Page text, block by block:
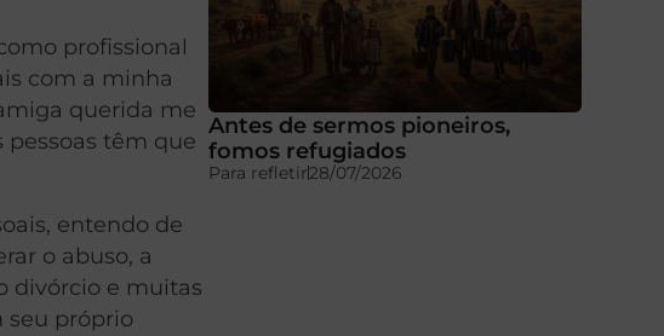
profissional
com a minha
querida me
pessoas têm que
entendo de
o abuso, a
divórcio e muitas
seu próprio
Antes de sermos pioneiros,
fomos refugiados
Para refletir28/07/2026